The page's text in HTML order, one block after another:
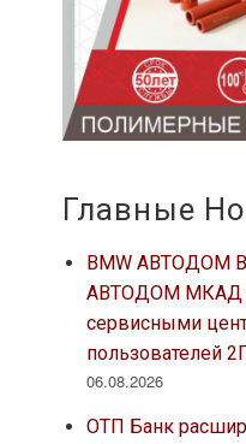
Главные
BMW АВТОДОМ
АВТОДОМ МКАД
сервисными
пользователей
06.08.2026
ОТП Банк